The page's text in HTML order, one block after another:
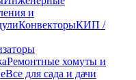
и
КонвекторыКИП /
Ремонтные хомуты и
Все для сада и дачи